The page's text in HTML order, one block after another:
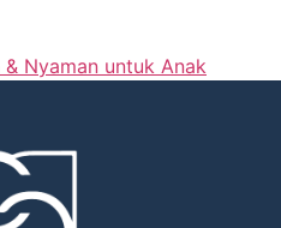
Nyaman untuk Anak